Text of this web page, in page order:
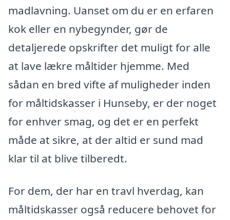
madlavning. Uanset om du er en erfaren
kok eller en nybegynder, gør de
detaljerede opskrifter det muligt for alle
at lave lækre måltider hjemme. Med
sådan en bred vifte af muligheder inden
for måltidskasser i Hunseby, er der noget
for enhver smag, og det er en perfekt
måde at sikre, at der altid er sund mad
klar til at blive tilberedt.
For dem, der har en travl hverdag, kan
måltidskasser også reducere behovet for